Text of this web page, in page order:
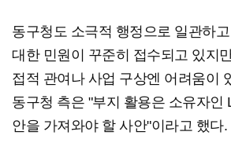
동구청도 소극적 행정으로 일관하고
대한 민원이 꾸준히 접수되고 있지
접적 관여나 사업 구상엔 어려움이
동구청 측은 "부지 활용은 소유자인
안을 가져와야 할 사안"이라고 했다.